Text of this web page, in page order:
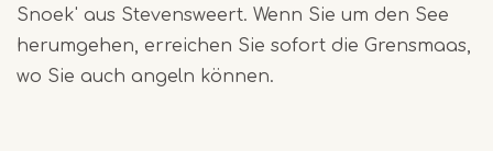
Snoek' aus Stevensweert. Wenn Sie um den See
herumgehen, erreichen Sie sofort die Grensmaas,
wo Sie auch angeln können.